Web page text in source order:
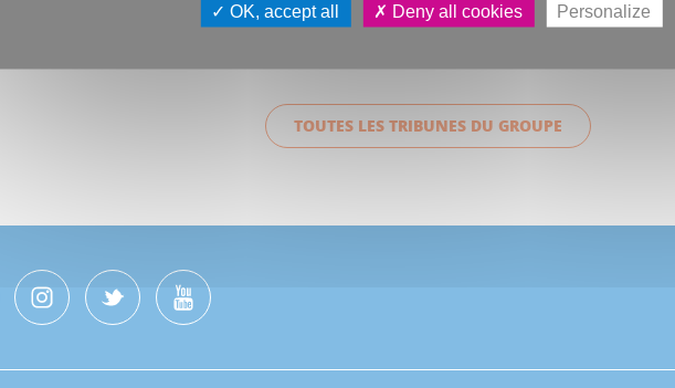
Tribune ville Amiens pour vous
TOUTES LES TRIBUNES DU GROUPE
OK, accept all Deny all cookies Personalize